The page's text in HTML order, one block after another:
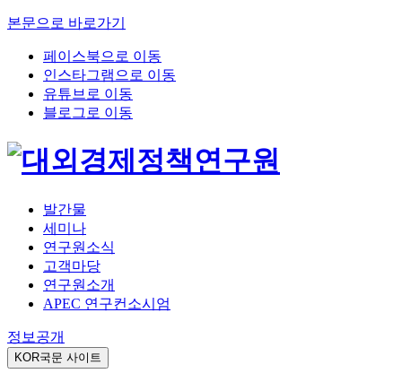
본문으로 바로가기
페이스북으로 이동
인스타그램으로 이동
유튜브로 이동
블로그로 이동
발간물
세미나
연구원소식
고객마당
연구원소개
APEC 연구컨소시엄
정보공개
KOR국문 사이트